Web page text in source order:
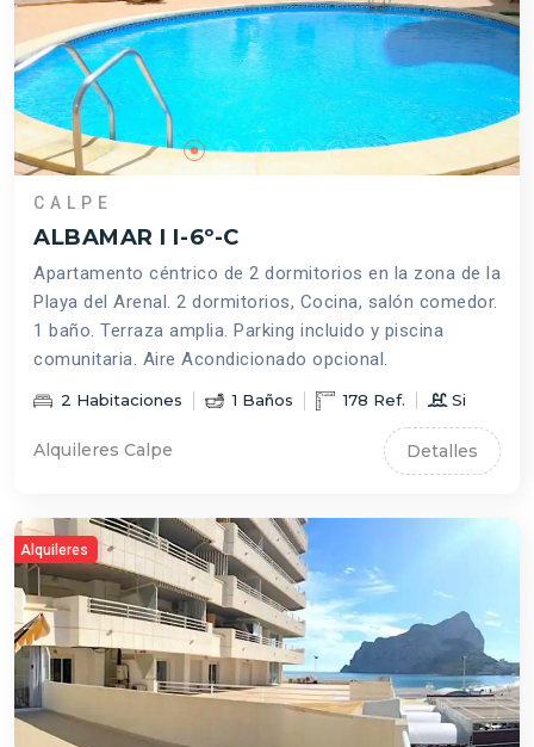
CALPE
ALBAMAR I I-6º-C
Apartamento céntrico de 2 dormitorios en la zona de la
Playa del Arenal. 2 dormitorios, Cocina, salón comedor.
1 baño. Terraza amplia. Parking incluido y piscina
comunitaria. Aire Acondicionado opcional.
2 Habitaciones 1 Baños 178 Ref. Si
Alquileres Calpe Detalles
Alquileres